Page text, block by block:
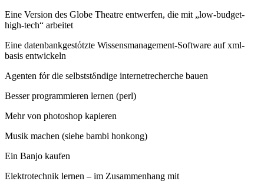
Eine Version des Globe Theatre entwerfen, die mit „low-budget-
high-tech“ arbeitet
Eine datenbankgestόtzte Wissensmanagement-Software auf xml-
basis entwickeln
Agenten fόr die selbststδndige internetrecherche bauen
Besser programmieren lernen (perl)
Mehr von photoshop kapieren
Musik machen (siehe bambi honkong)
Ein Banjo kaufen
Elektrotechnik lernen – im Zusammenhang mit